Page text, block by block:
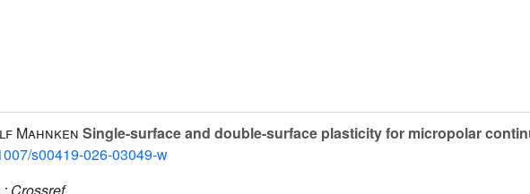
Mahnken Single-surface and double-surface plasticity for micropolar
s00419-026-03049-w